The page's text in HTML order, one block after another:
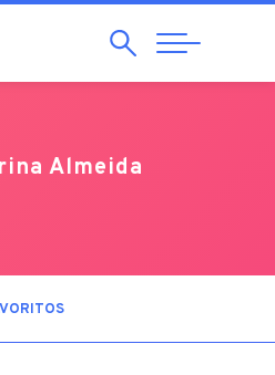
Pesquisar
Abrir
Navegação
Almeida